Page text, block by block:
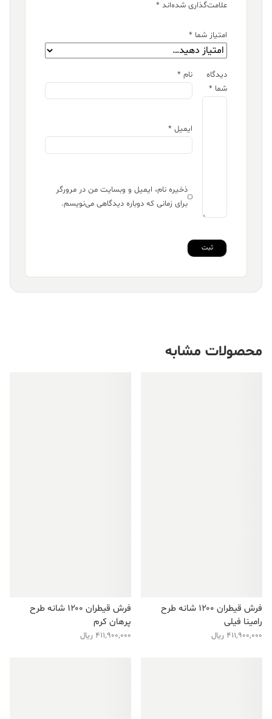
علامت‌گذاری شده‌اند *
امتیاز شما *
دیدگاه
شما *
نام *
ایمیل *
ذخیره نام، ایمیل و وبسایت من در مرورگر
برای زمانی که دوباره دیدگاهی می‌نویسم.
محصولات مشابه
فرش قیطران ۱۲۰۰ شانه طرح
رامینا فیلی
411,900,000 ریال
فرش قیطران ۱۲۰۰ شانه طرح
پرهان کرم
411,900,000 ریال